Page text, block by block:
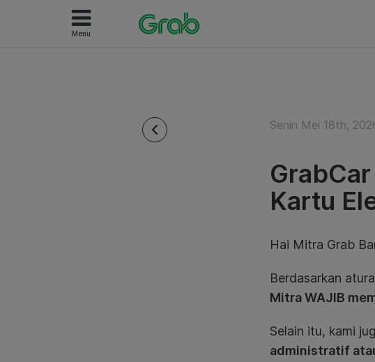
Menu
Senin Mei 18th,
Kartu
Hai Mitra Grab
Berdasarkan
Mitra WAJIB
Selain itu, kami
administratif